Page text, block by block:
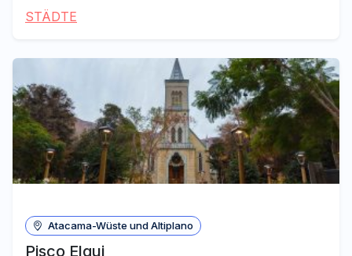
STÄDTE
Atacama-Wüste und Altiplano
Pisco Elqui